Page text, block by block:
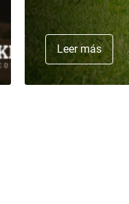
Leer más